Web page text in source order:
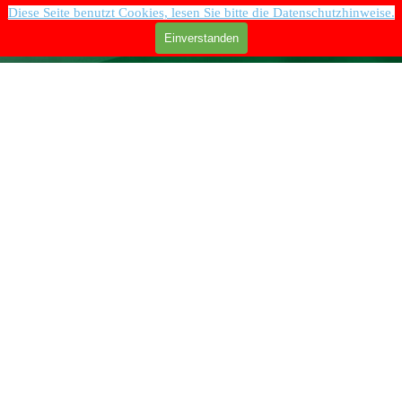
Diese Seite benutzt Cookies, lesen Sie bitte die Datenschutzhinweise.
Einverstanden
Direkt zum Seiteninhalt
Menü überspringen